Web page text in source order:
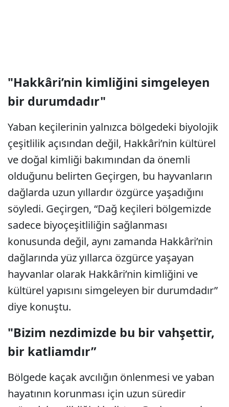
"Hakkâri’nin kimliğini simgeleyen
bir durumdadır"
Yaban keçilerinin yalnızca bölgedeki biyolojik
çeşitlilik açısından değil, Hakkâri’nin kültürel
ve doğal kimliği bakımından da önemli
olduğunu belirten Geçirgen, bu hayvanların
dağlarda uzun yıllardır özgürce yaşadığını
söyledi. Geçirgen, “Dağ keçileri bölgemizde
sadece biyoçeşitliliğin sağlanması
konusunda değil, aynı zamanda Hakkâri’nin
dağlarında yüz yıllarca özgürce yaşayan
hayvanlar olarak Hakkâri’nin kimliğini ve
kültürel yapısını simgeleyen bir durumdadır”
diye konuştu.
"Bizim nezdimizde bu bir vahşettir,
bir katliamdır”
Bölgede kaçak avcılığın önlenmesi ve yaban
hayatının korunması için uzun süredir